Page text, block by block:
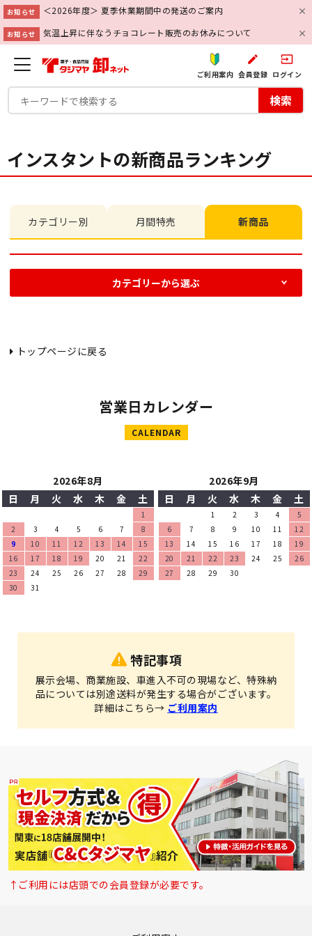
お知らせ ＜2026年度＞ 夏季休業期間中の発送のご案内
お知らせ 気温上昇に伴なうチョコレート販売のお休みについて
ご利用案内
create
会員登録
input
ログイン
検索
インスタントの新商品ランキング
カテゴリー別 月間特売 新商品
カテゴリーから選ぶ
トップページに戻る
営業日カレンダー
CALENDAR
2026年8月
日
月 火 水 木 金 土
1
2
3 4 5 6 7
8
9
10 11 12 13 14
15
16
17 18 19 20 21
22
23
24 25 26 27 28
29
30
31
2026年9月
日
月 火 水 木 金 土
1 2 3 4
5
6
7 8 9 10 11
12
13
14 15 16 17 18
19
20
21 22 23 24 25
26
27
28 29 30
特記事項
展示会場、商業施設、車進入不可の現場など、特殊納
品については別途送料が発生する場合がございます。
詳細はこちら→ ご利用案内
↑ご利用には店頭での会員登録が必要です。